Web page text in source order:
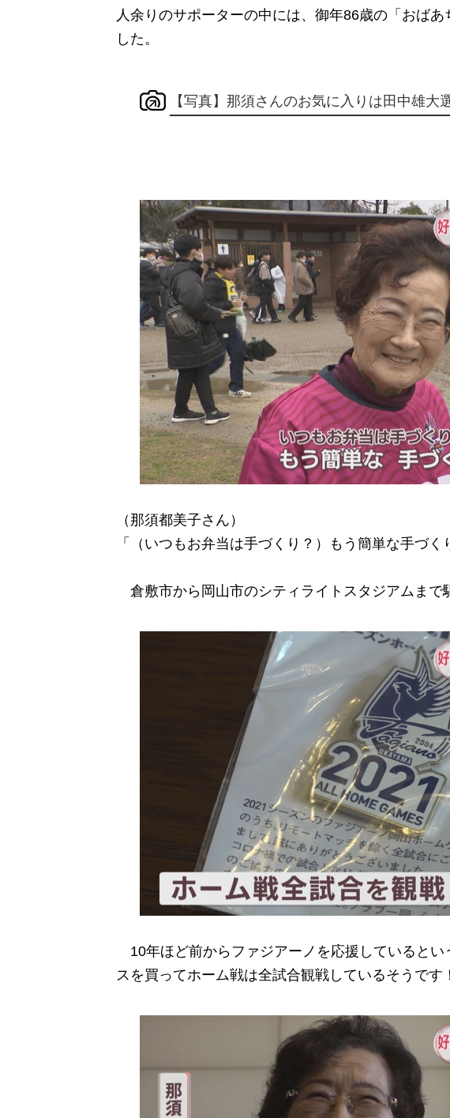
人余りのサポーターの中には、御年86歳の「おば
した。
【写真】那須さんのお気に入りは田中雄大
（那須都美子さん）
「（いつもお弁当は手づくり？）もう簡単な手づく
倉敷市から岡山市のシティライトスタジアムまで
10年ほど前からファジアーノを応援しているとい
スを買ってホーム戦は全試合観戦しているそうです！